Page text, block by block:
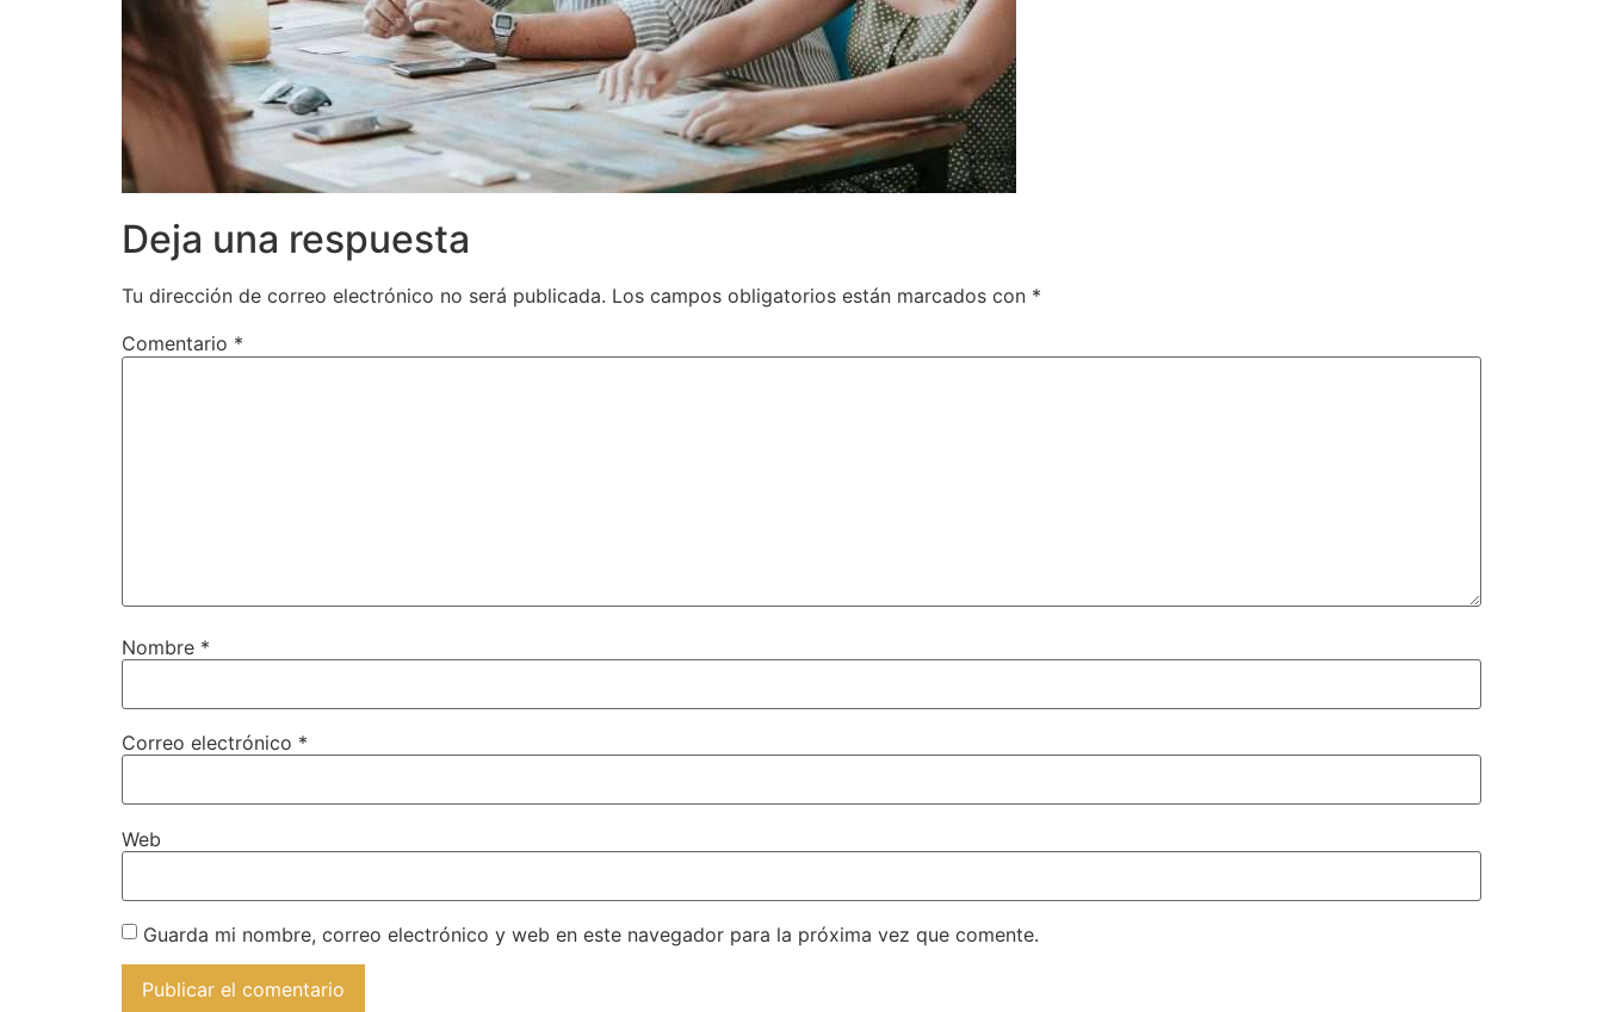
Deja una respuesta
Tu dirección de correo electrónico no será publicada. Los campos obligatorios están marcados con *
Comentario *
Nombre *
Correo electrónico *
Web
Guarda mi nombre, correo electrónico y web en este navegador para la próxima vez que comente.